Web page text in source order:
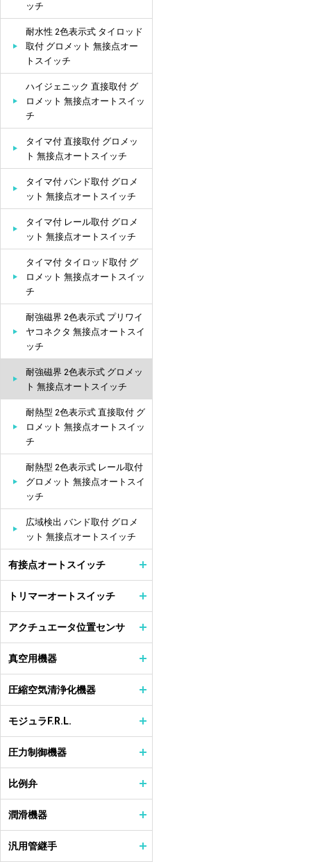
ッチ
耐水性 2色表示式 タイロッド
取付 グロメット 無接点オー
トスイッチ
ハイジェニック 直接取付 グ
ロメット 無接点オートスイッ
チ
タイマ付 直接取付 グロメッ
ト 無接点オートスイッチ
タイマ付 バンド取付 グロメ
ット 無接点オートスイッチ
タイマ付 レール取付 グロメ
ット 無接点オートスイッチ
タイマ付 タイロッド取付 グ
ロメット 無接点オートスイッ
チ
耐強磁界 2色表示式 プリワイ
ヤコネクタ 無接点オートスイ
ッチ
耐強磁界 2色表示式 グロメッ
ト 無接点オートスイッチ
耐熱型 2色表示式 直接取付 グ
ロメット 無接点オートスイッ
チ
耐熱型 2色表示式 レール取付
グロメット 無接点オートスイ
ッチ
広域検出 バンド取付 グロメ
ット 無接点オートスイッチ
有接点オートスイッチ
トリマーオートスイッチ
アクチュエータ位置センサ
真空用機器
圧縮空気清浄化機器
モジュラF.R.L.
圧力制御機器
比例弁
潤滑機器
汎用管継手